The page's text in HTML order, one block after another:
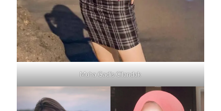
Muha GadisCilandak